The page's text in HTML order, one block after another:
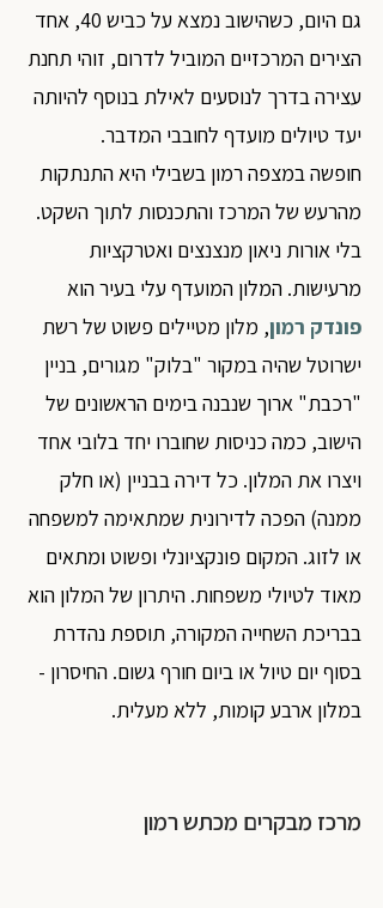
גם היום, כשהישוב נמצא על כביש 40, אחד
הצירים המרכזיים המוביל לדרום, זוהי תחנת
עצירה בדרך לנוסעים לאילת בנוסף להיותה
יעד טיולים מועדף לחובבי המדבר.
חופשה במצפה רמון בשבילי היא התנתקות
מהרעש של המרכז והתכנסות לתוך השקט.
בלי אורות ניאון מנצנצים ואטרקציות
מרעישות. המלון המועדף עלי בעיר הוא
פונדק רמון, מלון מטיילים פשוט של רשת
ישרוטל שהיה במקור "בלוק" מגורים, בניין
"רכבת" ארוך שנבנה בימים הראשונים של
הישוב, כמה כניסות שחוברו יחד בלובי אחד
ויצרו את המלון. כל דירה בבניין (או חלק
ממנה) הפכה לדירונית שמתאימה למשפחה
או לזוג. המקום פונקציונלי ופשוט ומתאים
מאוד לטיולי משפחות. היתרון של המלון הוא
בבריכת השחייה המקורה, תוספת נהדרת
בסוף יום טיול או ביום חורף גשום. החיסרון -
במלון ארבע קומות, ללא מעלית.
מרכז מבקרים מכתש רמון